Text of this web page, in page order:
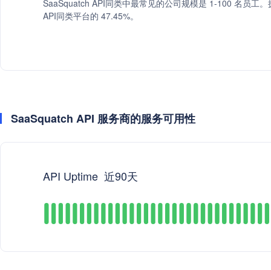
SaaSquatch API同类中最常见的公司规模是 1-100 名员工
API同类平台的 47.45%。
SaaSquatch API 服务商的服务可用性
API Uptime 近90天